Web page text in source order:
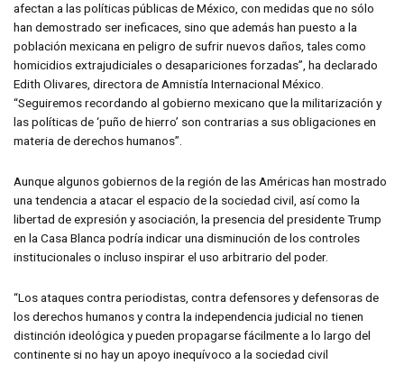
afectan a las políticas públicas de México, con medidas que no sólo
han demostrado ser ineficaces, sino que además han puesto a la
población mexicana en peligro de sufrir nuevos daños, tales como
homicidios extrajudiciales o desapariciones forzadas”, ha declarado
Edith Olivares, directora de Amnistía Internacional México.
“Seguiremos recordando al gobierno mexicano que la militarización y
las políticas de ‘puño de hierro’ son contrarias a sus obligaciones en
materia de derechos humanos”.
Aunque algunos gobiernos de la región de las Américas han mostrado
una tendencia a atacar el espacio de la sociedad civil, así como la
libertad de expresión y asociación, la presencia del presidente Trump
en la Casa Blanca podría indicar una disminución de los controles
institucionales o incluso inspirar el uso arbitrario del poder.
“Los ataques contra periodistas, contra defensores y defensoras de
los derechos humanos y contra la independencia judicial no tienen
distinción ideológica y pueden propagarse fácilmente a lo largo del
continente si no hay un apoyo inequívoco a la sociedad civil